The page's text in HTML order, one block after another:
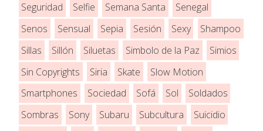
Seguridad
Selfie Semana Santa
Senegal
Senos
Sensual Sepia Sesión Sexy
Shampoo
Sillas
Sillón Siluetas Simbolo de la Paz
Simios
Sin Copyrights
Siria Skate
Slow Motion
Smartphones
Sociedad Sofá Sol
Soldados
Sombras
Sony Subaru Subcultura
Suicidio